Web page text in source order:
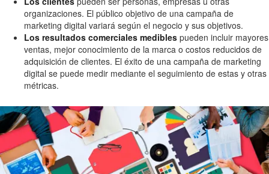
organizaciones. El público objetivo de una campaña de
marketing digital variará según el negocio y sus objetivos.
Los resultados comerciales medibles pueden incluir mayores
ventas, mejor conocimiento de la marca o costos reducidos de
adquisición de clientes. El éxito de una campaña de marketing
digital se puede medir mediante el seguimiento de estas y otras
métricas.